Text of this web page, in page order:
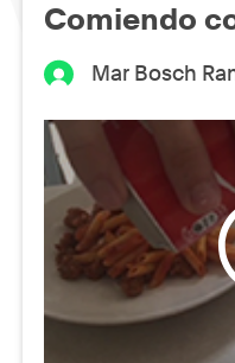
Comiendo
Mar Bosch